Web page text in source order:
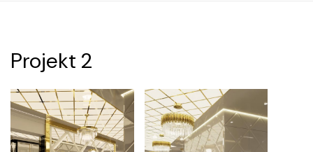
Projekt 2